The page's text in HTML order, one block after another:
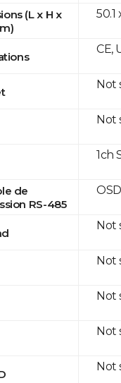
(L x H x
de
RS-485
50.1
CE,
Not
Not
1ch
Not
Not
Not
Not
Not